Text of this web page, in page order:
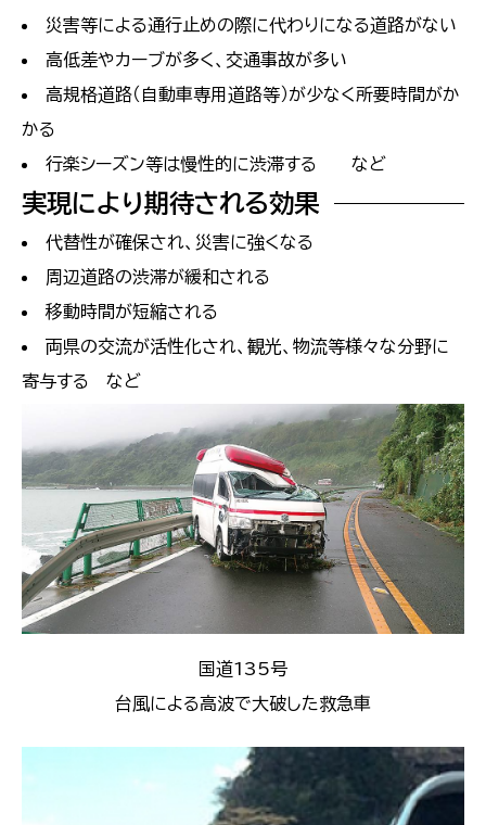
災害等による通行止めの際に代わりになる道路がない
高低差やカーブが多く、交通事故が多い
高規格道路（自動車専用道路等）が少なく所要時間がか
かる
行楽シーズン等は慢性的に渋滞する など
実現により期待される効果
代替性が確保され、災害に強くなる
周辺道路の渋滞が緩和される
移動時間が短縮される
両県の交流が活性化され、観光、物流等様々な分野に
寄与する など
国道135号
台風による高波で大破した救急車